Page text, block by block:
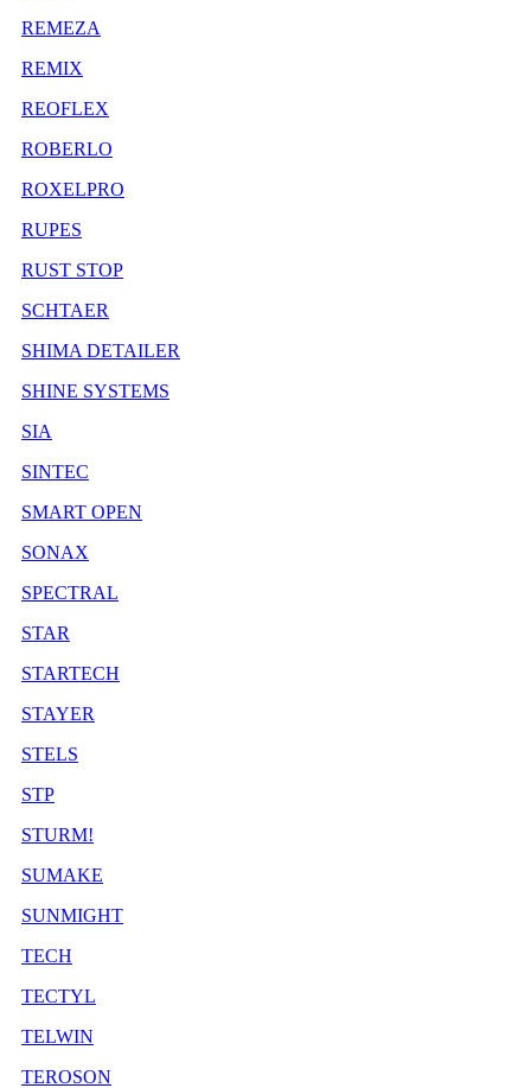
REMEZA
REMIX
REOFLEX
ROBERLO
ROXELPRO
RUPES
RUST STOP
SCHTAER
SHIMA DETAILER
SHINE SYSTEMS
SIA
SINTEC
SMART OPEN
SONAX
SPECTRAL
STAR
STARTECH
STAYER
STELS
STP
STURM!
SUMAKE
SUNMIGHT
TECH
TECTYL
TELWIN
TEROSON